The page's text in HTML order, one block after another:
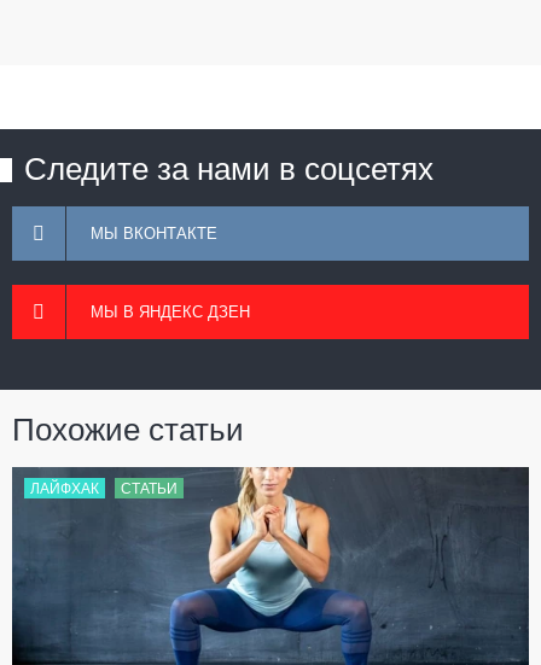
Следите за нами в соцсетях
МЫ ВКОНТАКТЕ
МЫ В ЯНДЕКС ДЗЕН
Похожие статьи
ЛАЙФХАК СТАТЬИ